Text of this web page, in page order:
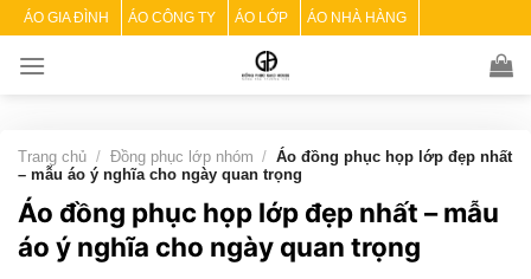
Skip
content
ÁO GIA ĐÌNH ÁO CÔNG TY ÁO LỚP ÁO NHÀ HÀNG
Trang chủ / Đồng phục lớp nhóm / Áo đồng phục họp lớp đẹp nhất
– mẫu áo ý nghĩa cho ngày quan trọng
Áo đồng phục họp lớp đẹp nhất – mẫu
áo ý nghĩa cho ngày quan trọng